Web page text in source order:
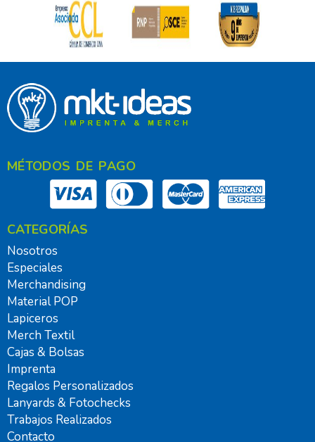
MÉTODOS DE PAGO
CATEGORÍAS
Nosotros
Especiales
Merchandising
Material POP
Lapiceros
Merch Textil
Cajas & Bolsas
Imprenta
Regalos Personalizados
Lanyards & Fotochecks
Trabajos Realizados
Contacto